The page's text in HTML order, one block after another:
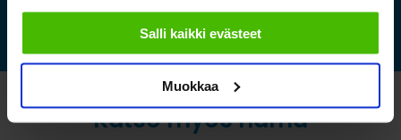
sallimiisi evästeisiin.
Salli kaikki evästeet
Muokkaa
Katso myös nämä